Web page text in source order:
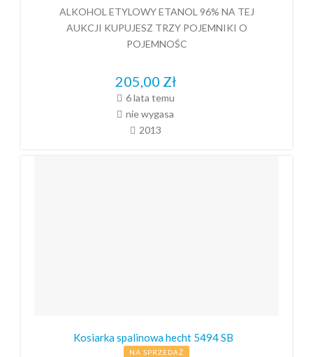
ALKOHOL ETYLOWY ETANOL 96% NA TEJ
AUKCJI KUPUJESZ TRZY POJEMNIKI O
POJEMNOŚC
205,00 Zł
6 lata temu
nie wygasa
2013
Kosiarka spalinowa hecht 5494 SB
NA SPRZEDAŻ